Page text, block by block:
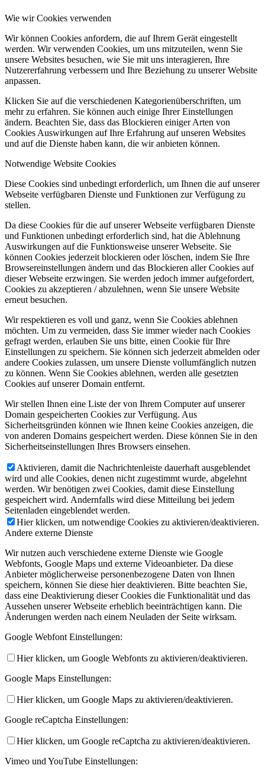
Wie wir Cookies verwenden
Wir können Cookies anfordern, die auf Ihrem Gerät eingestellt
werden. Wir verwenden Cookies, um uns mitzuteilen, wenn Sie
unsere Websites besuchen, wie Sie mit uns interagieren, Ihre
Nutzererfahrung verbessern und Ihre Beziehung zu unserer Website
anpassen.
Klicken Sie auf die verschiedenen Kategorienüberschriften, um
mehr zu erfahren. Sie können auch einige Ihrer Einstellungen
ändern. Beachten Sie, dass das Blockieren einiger Arten von
Cookies Auswirkungen auf Ihre Erfahrung auf unseren Websites
und auf die Dienste haben kann, die wir anbieten können.
Notwendige Website Cookies
Diese Cookies sind unbedingt erforderlich, um Ihnen die auf unserer
Webseite verfügbaren Dienste und Funktionen zur Verfügung zu
stellen.
Da diese Cookies für die auf unserer Webseite verfügbaren Dienste
und Funktionen unbedingt erforderlich sind, hat die Ablehnung
Auswirkungen auf die Funktionsweise unserer Webseite. Sie
können Cookies jederzeit blockieren oder löschen, indem Sie Ihre
Browsereinstellungen ändern und das Blockieren aller Cookies auf
dieser Webseite erzwingen. Sie werden jedoch immer aufgefordert,
Cookies zu akzeptieren / abzulehnen, wenn Sie unsere Website
erneut besuchen.
Wir respektieren es voll und ganz, wenn Sie Cookies ablehnen
möchten. Um zu vermeiden, dass Sie immer wieder nach Cookies
gefragt werden, erlauben Sie uns bitte, einen Cookie für Ihre
Einstellungen zu speichern. Sie können sich jederzeit abmelden oder
andere Cookies zulassen, um unsere Dienste vollumfänglich nutzen
zu können. Wenn Sie Cookies ablehnen, werden alle gesetzten
Cookies auf unserer Domain entfernt.
Wir stellen Ihnen eine Liste der von Ihrem Computer auf unserer
Domain gespeicherten Cookies zur Verfügung. Aus
Sicherheitsgründen können wie Ihnen keine Cookies anzeigen, die
von anderen Domains gespeichert werden. Diese können Sie in den
Sicherheitseinstellungen Ihres Browsers einsehen.
Aktivieren, damit die Nachrichtenleiste dauerhaft ausgeblendet
wird und alle Cookies, denen nicht zugestimmt wurde, abgelehnt
werden. Wir benötigen zwei Cookies, damit diese Einstellung
gespeichert wird. Andernfalls wird diese Mitteilung bei jedem
Seitenladen eingeblendet werden.
Hier klicken, um notwendige Cookies zu aktivieren/deaktivieren.
Andere externe Dienste
Wir nutzen auch verschiedene externe Dienste wie Google
Webfonts, Google Maps und externe Videoanbieter. Da diese
Anbieter möglicherweise personenbezogene Daten von Ihnen
speichern, können Sie diese hier deaktivieren. Bitte beachten Sie,
dass eine Deaktivierung dieser Cookies die Funktionalität und das
Aussehen unserer Webseite erheblich beeinträchtigen kann. Die
Änderungen werden nach einem Neuladen der Seite wirksam.
Google Webfont Einstellungen:
Hier klicken, um Google Webfonts zu aktivieren/deaktivieren.
Google Maps Einstellungen:
Hier klicken, um Google Maps zu aktivieren/deaktivieren.
Google reCaptcha Einstellungen:
Hier klicken, um Google reCaptcha zu aktivieren/deaktivieren.
Vimeo und YouTube Einstellungen: